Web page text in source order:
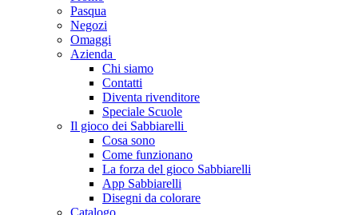
Pasqua
Negozi
Omaggi
Azienda
Chi siamo
Contatti
Diventa rivenditore
Speciale Scuole
Il gioco dei Sabbiarelli
Cosa sono
Come funzionano
La forza del gioco Sabbiarelli
App Sabbiarelli
Disegni da colorare
Catalogo